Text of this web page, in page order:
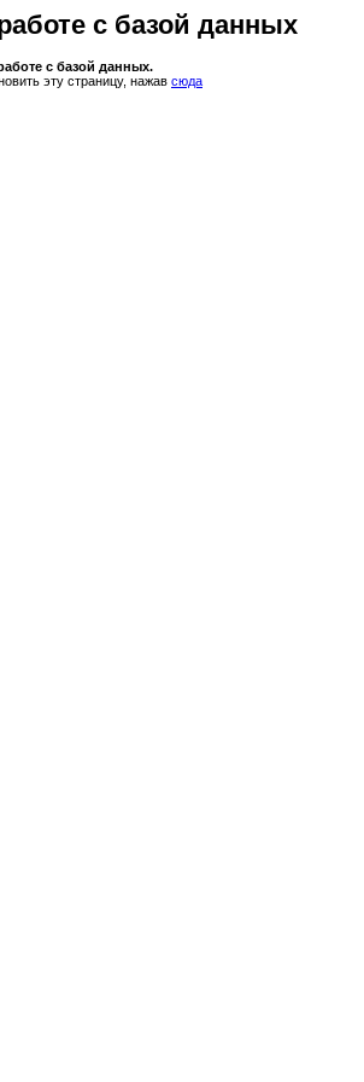
с базой данных
с базой данных.
эту страницу, нажав сюда